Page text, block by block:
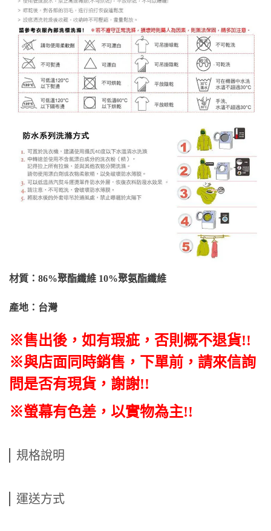
材質：86%聚酯纖維 10%聚氨酯纖維
產地：台灣
※售出後 ，如有瑕疵 ，否則概不退貨!!
※與店面同時銷售 ， 下單前 ， 請來信詢
問是否有現貨，謝謝!!
※螢幕有色差，以實物為主!!
規格說明
運送方式